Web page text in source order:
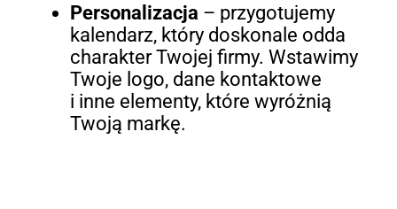
Personalizacja – przygotujemy
kalendarz, który doskonale odda
charakter Twojej firmy. Wstawimy
Twoje logo, dane kontaktowe
i inne elementy, które wyróżnią
Twoją markę.